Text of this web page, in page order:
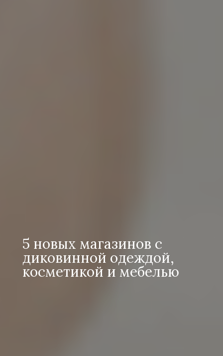
5 новых магазинов с
диковинной одеждой,
косметикой и мебелью